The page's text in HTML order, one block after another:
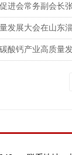
进会常务副会长
发展大会在山东
酸钙产业高质量